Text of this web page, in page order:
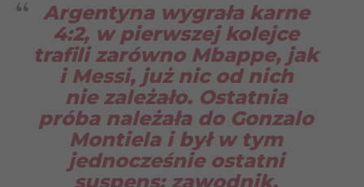
Argentyna wygrała karne
4:2, w pierwszej kolejce
trafili zarówno Mbappe, jak
i Messi, już nic od nich
nie zależało. Ostatnia
próba należała do Gonzalo
Montiela i był w tym
jednocześnie ostatni
suspens: zawodnik,